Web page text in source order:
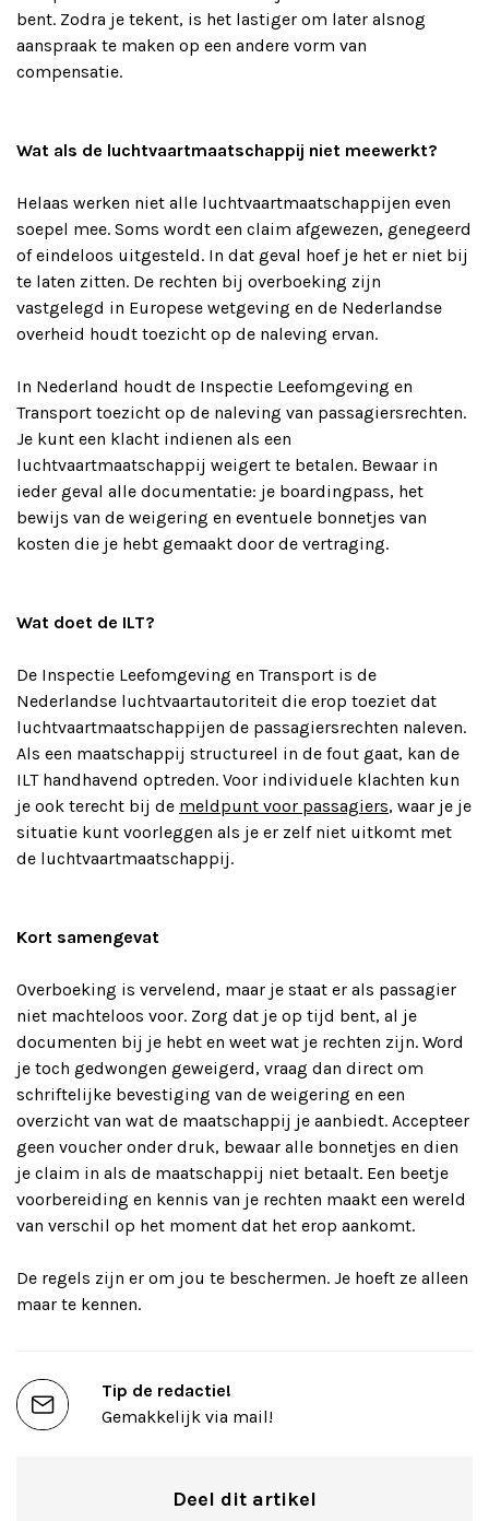
bent. Zodra je tekent, is het lastiger om later alsnog
aanspraak te maken op een andere vorm van
compensatie.
Wat als de luchtvaartmaatschappij niet meewerkt?
Helaas werken niet alle luchtvaartmaatschappijen even
soepel mee. Soms wordt een claim afgewezen, genegeerd
of eindeloos uitgesteld. In dat geval hoef je het er niet bij
te laten zitten. De rechten bij overboeking zijn
vastgelegd in Europese wetgeving en de Nederlandse
overheid houdt toezicht op de naleving ervan.
In Nederland houdt de Inspectie Leefomgeving en
Transport toezicht op de naleving van passagiersrechten.
Je kunt een klacht indienen als een
luchtvaartmaatschappij weigert te betalen. Bewaar in
ieder geval alle documentatie: je boardingpass, het
bewijs van de weigering en eventuele bonnetjes van
kosten die je hebt gemaakt door de vertraging.
Wat doet de ILT?
De Inspectie Leefomgeving en Transport is de
Nederlandse luchtvaartautoriteit die erop toeziet dat
luchtvaartmaatschappijen de passagiersrechten naleven.
Als een maatschappij structureel in de fout gaat, kan de
ILT handhavend optreden. Voor individuele klachten kun
je ook terecht bij de meldpunt voor passagiers, waar je je
situatie kunt voorleggen als je er zelf niet uitkomt met
de luchtvaartmaatschappij.
Kort samengevat
Overboeking is vervelend, maar je staat er als passagier
niet machteloos voor. Zorg dat je op tijd bent, al je
documenten bij je hebt en weet wat je rechten zijn. Word
je toch gedwongen geweigerd, vraag dan direct om
schriftelijke bevestiging van de weigering en een
overzicht van wat de maatschappij je aanbiedt. Accepteer
geen voucher onder druk, bewaar alle bonnetjes en dien
je claim in als de maatschappij niet betaalt. Een beetje
voorbereiding en kennis van je rechten maakt een wereld
van verschil op het moment dat het erop aankomt.
De regels zijn er om jou te beschermen. Je hoeft ze alleen
maar te kennen.
Tip de redactie!
Gemakkelijk via mail!
Deel dit artikel